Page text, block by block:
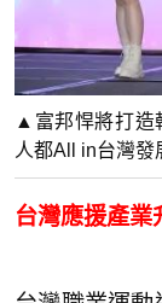
▲富邦悍將打造
人都All in台灣發
台灣應援產